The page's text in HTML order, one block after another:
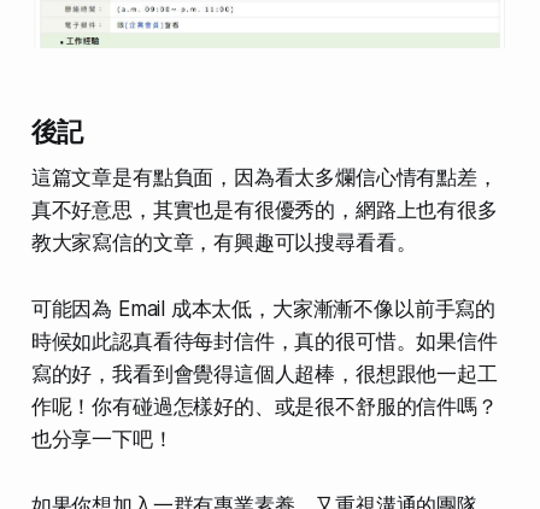
後記
這篇文章是有點負面，因為看太多爛信心情有點差，
真不好意思，其實也是有很優秀的，網路上也有很多
教大家寫信的文章，有興趣可以搜尋看看。
可能因為 Email 成本太低，大家漸漸不像以前手寫的
時候如此認真看待每封信件，真的很可惜。如果信件
寫的好，我看到會覺得這個人超棒，很想跟他一起工
作呢！你有碰過怎樣好的、或是很不舒服的信件嗎？
也分享一下吧！